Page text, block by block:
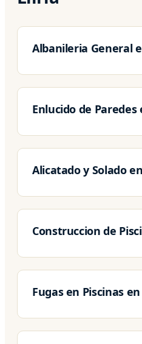
Albanileria General
Enlucido de Paredes
Alicatado y Solado
Construccion de
Fugas en Piscinas